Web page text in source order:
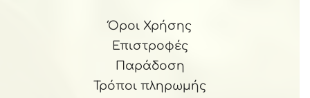
Όροι Χρήσης
Επιστροφές
Παράδοση
Τρόποι πληρωμής